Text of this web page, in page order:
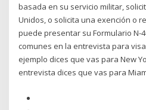
basada en su servicio militar,
Unidos, o solicita una exención o
puede presentar su Formulario N-
comunes en la entrevista para
ejemplo dices que vas para New
entrevista dices que vas para